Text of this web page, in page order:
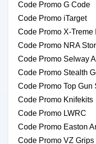
Code Promo G Code
Code Promo iTarget
Code Promo X-Treme
Code Promo NRA
Code Promo Selway
Code Promo Stealth
Code Promo Top Gun
Code Promo Knifekits
Code Promo LWRC
Code Promo Easton
Code Promo VZ Grips